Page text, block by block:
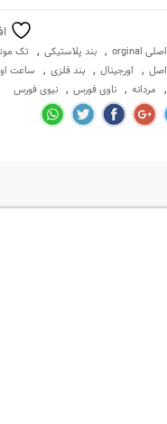
اصلی orginal , بند پلاستیکی , تک
اصل , اورجینال , بند فلزی , ساعت
, مردانه , ناوی فورس , نیوی فورس